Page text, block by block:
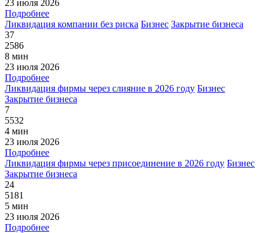
23 июля 2026
Подробнее
Ликвидация компании без риска Бизнес Закрытие бизнеса
37
2586
8 мин
23 июля 2026
Подробнее
Ликвидация фирмы через слияние в 2026 году Бизнес
Закрытие бизнеса
7
5532
4 мин
23 июля 2026
Подробнее
Ликвидация фирмы через присоединение в 2026 году Бизнес
Закрытие бизнеса
24
5181
5 мин
23 июля 2026
Подробнее